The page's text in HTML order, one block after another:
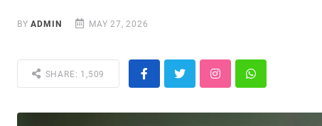
BYADMIN MAY 27, 2026
SHARE: 1,509